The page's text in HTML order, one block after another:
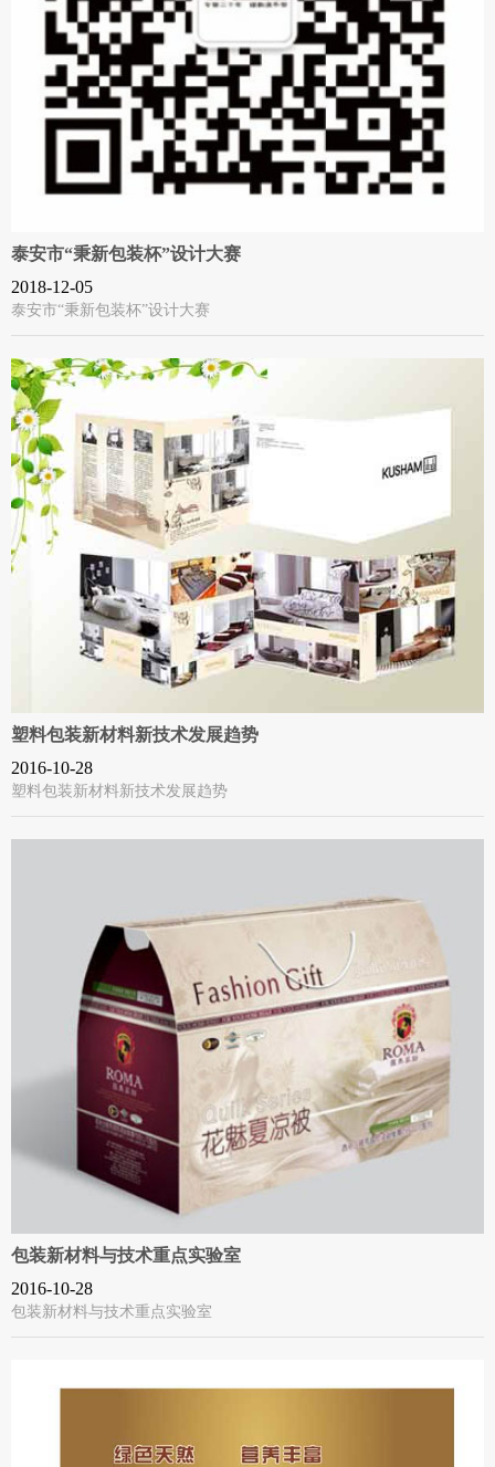
泰安市“秉新包装杯”设计大赛
2018-12-05
泰安市“秉新包装杯”设计大赛
塑料包装新材料新技术发展趋势
2016-10-28
塑料包装新材料新技术发展趋势
包装新材料与技术重点实验室
2016-10-28
包装新材料与技术重点实验室